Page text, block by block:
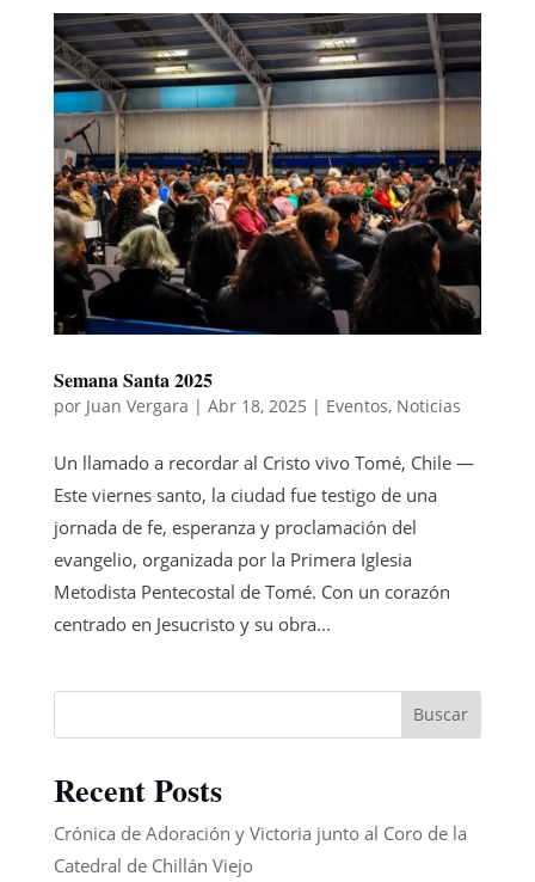
Semana Santa 2025
por Juan Vergara | Abr 18, 2025 | Eventos, Noticias
Un llamado a recordar al Cristo vivo Tomé, Chile —
Este viernes santo, la ciudad fue testigo de una
jornada de fe, esperanza y proclamación del
evangelio, organizada por la Primera Iglesia
Metodista Pentecostal de Tomé. Con un corazón
centrado en Jesucristo y su obra...
Buscar
Recent Posts
Crónica de Adoración y Victoria junto al Coro de la
Catedral de Chillán Viejo